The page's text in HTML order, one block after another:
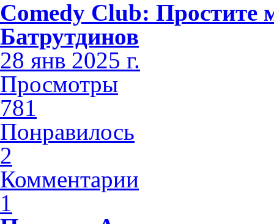
Comedy Club:
Батрутдинов
28 янв 2025 г.
Просмотры
781
Понравилось
2
Комментарии
1